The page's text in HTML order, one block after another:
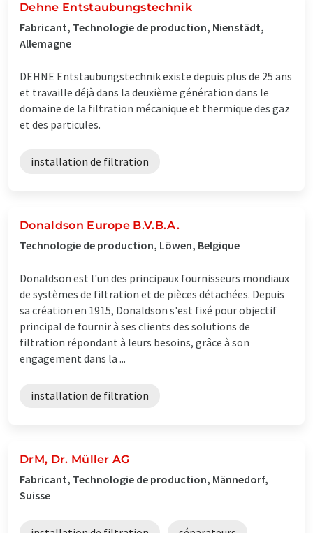
Dehne Entstaubungstechnik
Fabricant, Technologie de production, Nienstädt,
Allemagne
DEHNE Entstaubungstechnik existe depuis plus de 25 ans
et travaille déjà dans la deuxième génération dans le
domaine de la filtration mécanique et thermique des gaz
et des particules.
installation de filtration
Donaldson Europe B.V.B.A.
Technologie de production, Löwen, Belgique
Donaldson est l'un des principaux fournisseurs mondiaux
de systèmes de filtration et de pièces détachées. Depuis
sa création en 1915, Donaldson s'est fixé pour objectif
principal de fournir à ses clients des solutions de
filtration répondant à leurs besoins, grâce à son
engagement dans la ...
installation de filtration
DrM, Dr. Müller AG
Fabricant, Technologie de production, Männedorf,
Suisse